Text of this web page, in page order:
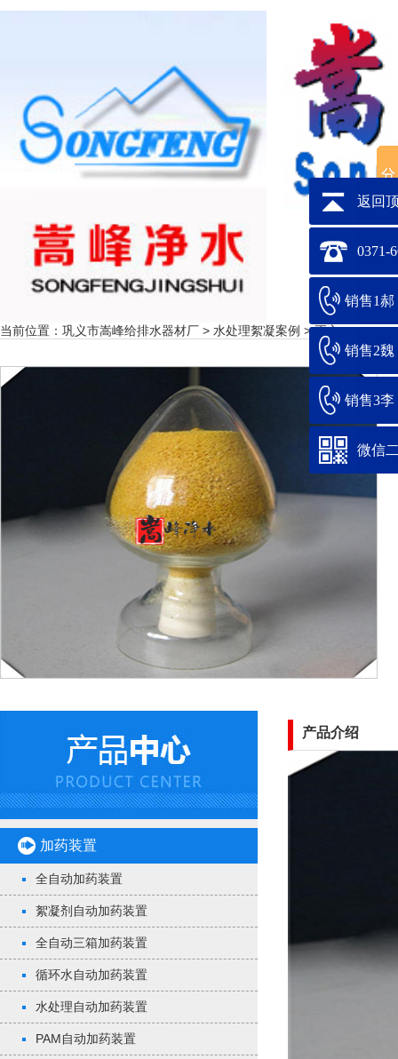
返回
0371-
销售1郝
销售2魏
销售3李
微信
当前位置： 巩义市嵩峰给排水器材厂 > 水处理絮凝案例 > 正文
加药装置
全自动加药装置
絮凝剂自动加药装置
全自动三箱加药装置
循环水自动加药装置
水处理自动加药装置
PAM自动加药装置
产品介绍